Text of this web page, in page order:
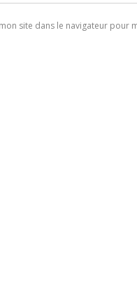
site dans le navigateur pour